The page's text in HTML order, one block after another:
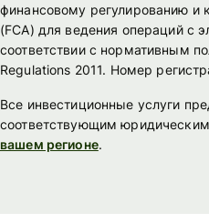
финансовому регулированию и
(FСА) для ведения операций с
соответствии с нормативным
Regulations 2011. Номер
Все инвестиционные услуги
соответствующим
вашем регионе.